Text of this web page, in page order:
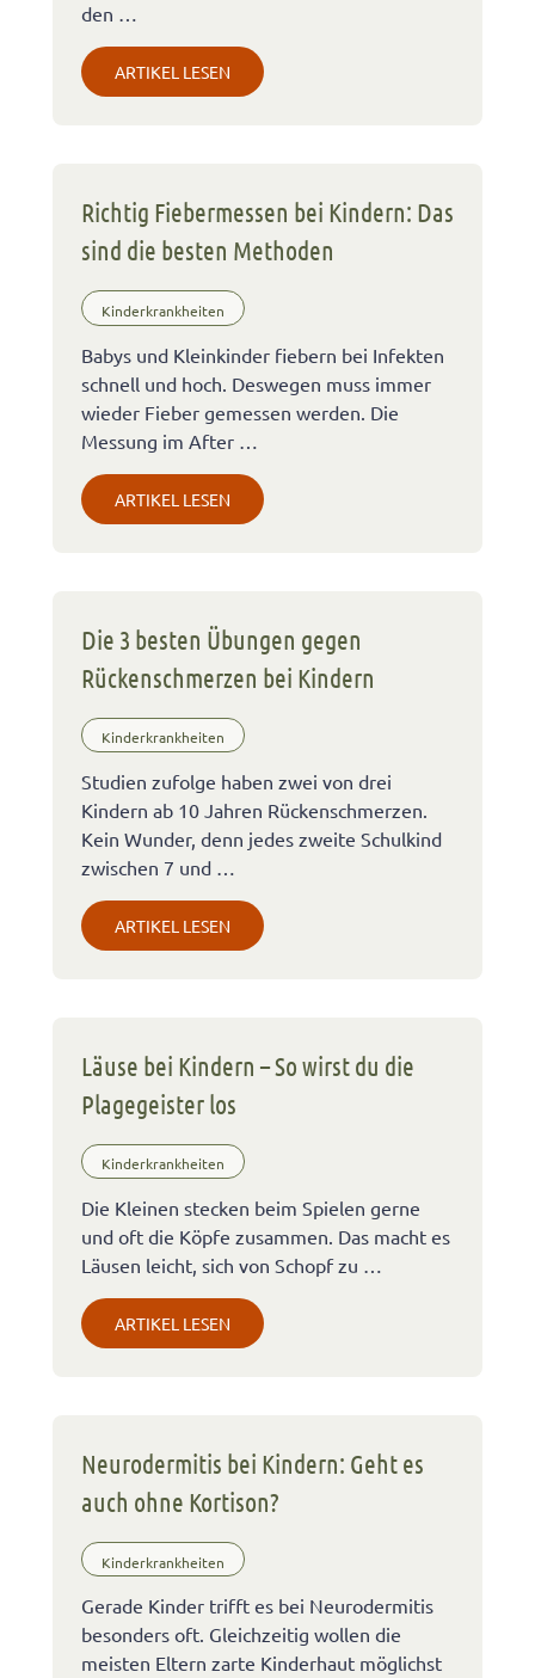
den …
ARTIKEL LESEN
Richtig Fiebermessen bei Kindern: Das
sind die besten Methoden
Kinderkrankheiten
Babys und Kleinkinder fiebern bei Infekten
schnell und hoch. Deswegen muss immer
wieder Fieber gemessen werden. Die
Messung im After …
ARTIKEL LESEN
Die 3 besten Übungen gegen
Rückenschmerzen bei Kindern
Kinderkrankheiten
Studien zufolge haben zwei von drei
Kindern ab 10 Jahren Rückenschmerzen.
Kein Wunder, denn jedes zweite Schulkind
zwischen 7 und …
ARTIKEL LESEN
Läuse bei Kindern – So wirst du die
Plagegeister los
Kinderkrankheiten
Die Kleinen stecken beim Spielen gerne
und oft die Köpfe zusammen. Das macht es
Läusen leicht, sich von Schopf zu …
ARTIKEL LESEN
Neurodermitis bei Kindern: Geht es
auch ohne Kortison?
Kinderkrankheiten
Gerade Kinder trifft es bei Neurodermitis
besonders oft. Gleichzeitig wollen die
meisten Eltern zarte Kinderhaut möglichst